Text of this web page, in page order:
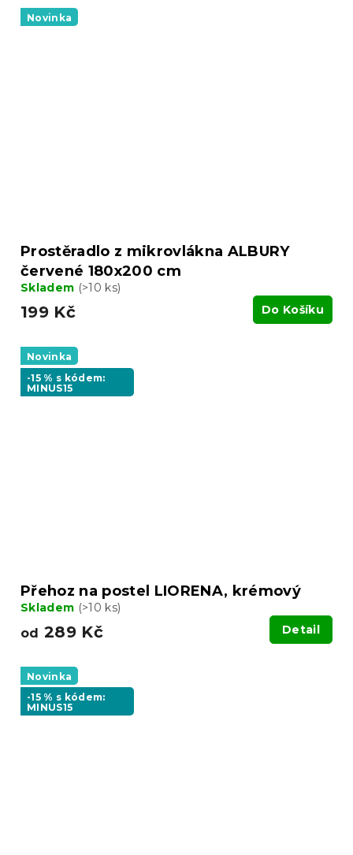
Novinka
Prostěradlo z mikrovlákna ALBURY
červené 180x200 cm
Skladem (>10 ks)
199 Kč Do Košíku
Novinka
-15 % s kódem:
MINUS15
Přehoz na postel LIORENA, krémový
Skladem (>10 ks)
od 289 Kč Detail
Novinka
-15 % s kódem:
MINUS15